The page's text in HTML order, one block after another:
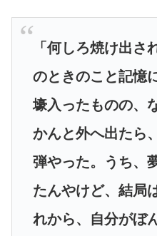
「何しろ焼け出さ
のときのこと記憶
壕入ったものの、
かんと外へ出たら
弾やった。うち、
たんやけど、結局
れから、自分がぼ